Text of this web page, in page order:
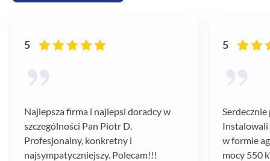
5
Najlepsza firma i najlepsi doradcy w
szczególności Pan Piotr D.
Profesjonalny, konkretny i
najsympatyczniejszy. Polecam!!!
5
Instalowali
w formie
mocy 550